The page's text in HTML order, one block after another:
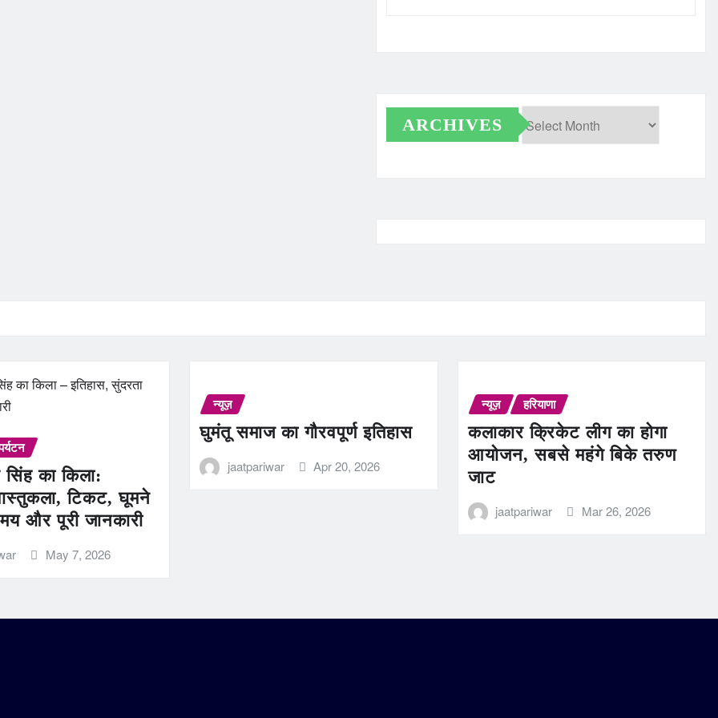
ARCHIVES
सिंह का किला:
टिकट, घूमने
और पूरी जानकारी
May 7, 2026
न्यूज़
घुमंतू समाज का गौरवपूर्ण इतिहास
jaatpariwar Apr 20, 2026
न्यूज़ हरियाणा
कलाकार क्रिकेट लीग का होगा
आयोजन, सबसे महंगे बिके तरुण
जाट
jaatpariwar Mar 26, 2026